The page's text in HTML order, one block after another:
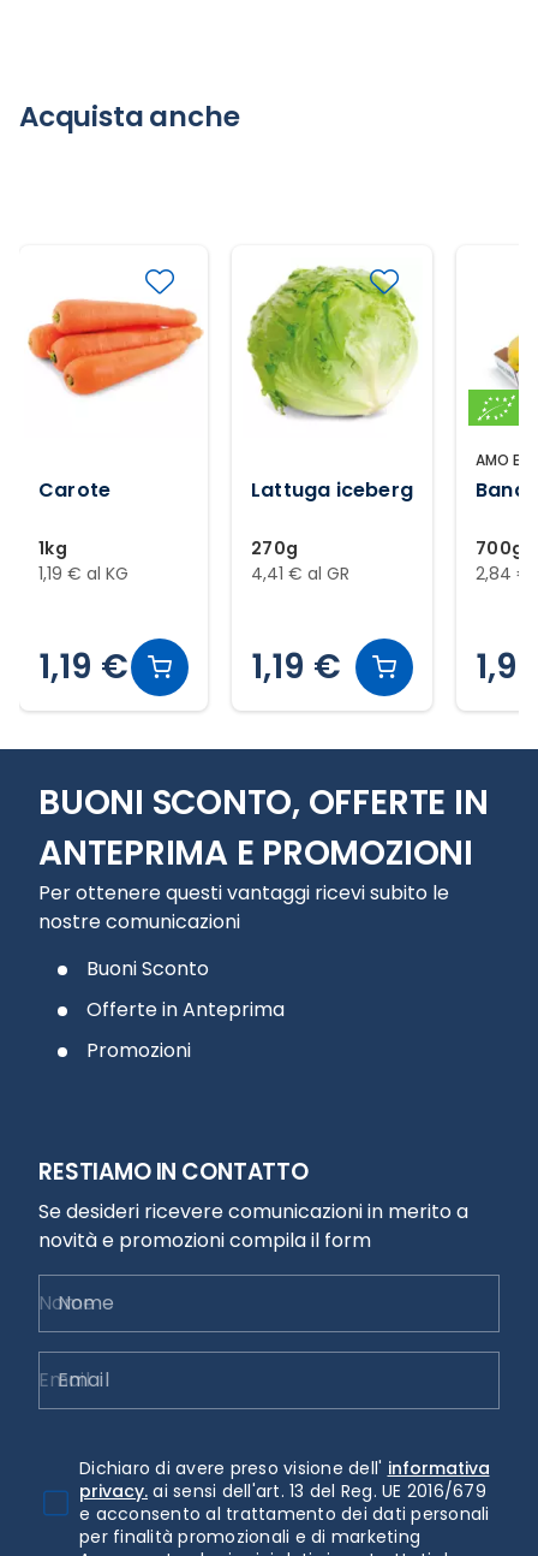
Acquista anche
Carote
1kg
1,19 € al KG
1,19 €
Lattuga iceberg
270g
4,41 € al GR
1,19 €
AMO
700g
2,84 €
Slide 1 di 12
BUONI SCONTO, OFFERTE IN
ANTEPRIMA E PROMOZIONI
Per ottenere questi vantaggi ricevi subito le
nostre comunicazioni
Buoni Sconto
Offerte in Anteprima
Promozioni
RESTIAMO IN CONTATTO
Se desideri ricevere comunicazioni in merito a
novità e promozioni compila il form
Nome
Email
Dichiaro di avere preso visione dell' informativa
privacy. ai sensi dell'art. 13 del Reg. UE 2016/679
e acconsento al trattamento dei dati personali
per finalità promozionali e di marketing